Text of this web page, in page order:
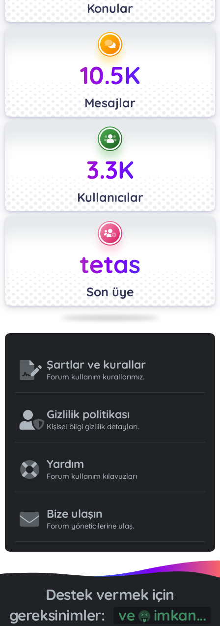
Konular
10.5K
Mesajlar
3.3K
Kullanıcılar
tetas
Son üye
Şartlar ve kurallar
Forum kullanım kurallarımız.
Gizlilik politikası
Kişisel bilgi gizlilik detayları.
Yardım
Forum kullanım kılavuzları
Bize ulaşın
Forum yöneticilerine ulaş.
Destek vermek için
gereksinimler:
ve imkan...